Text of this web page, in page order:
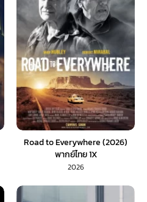
Road to Everywhere (2026)
พากย์ไทย 1X
2026